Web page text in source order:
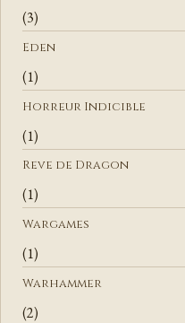
H
E
R
(3)
Eden
(1)
Horreur Indicible
(1)
Reve de Dragon
(1)
Wargames
(1)
Warhammer
(2)